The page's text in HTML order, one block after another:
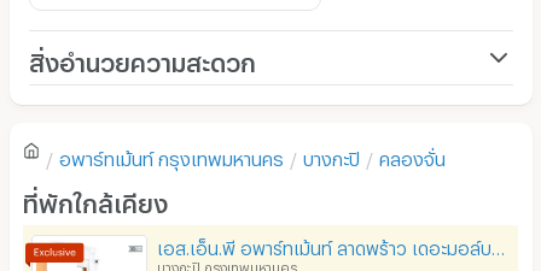
สิ่งอำนวยความสะดวก
เฟอร์นิเจอร์-ตู้, เตียง
เครื่องทำน้ำอุ่น
พัดลม
อพาร์ทเม้นท์ กรุงเทพมหานคร บางกะปิ คลองจั่น
ที่พักใกล้เคียง
บางกะปิ กรุงเทพมหานคร